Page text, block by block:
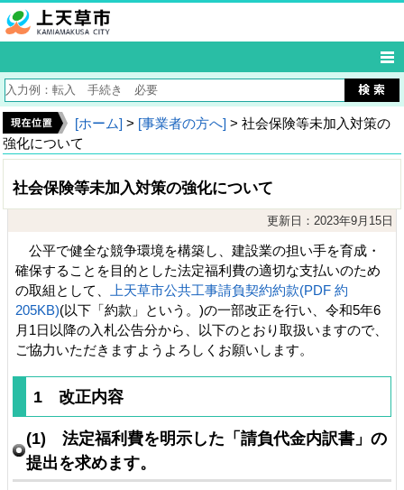
[ホーム] > [事業者の方へ] > 社会保険等未加入対策の
強化について
社会保険等未加入対策の強化について
更新日：2023年9月15日
公平で健全な競争環境を構築し、建設業の担い手を育成・
確保することを目的とした法定福利費の適切な支払いのため
の取組として、
上天草市公共工事請負契約約款(PDF 約
205KB)(以下「約款」という。)の一部改正を行い、令和5年6
月1日以降の入札公告分から、以下のとおり取扱いますので、
ご協力いただきますようよろしくお願いします。
1 改正内容
(1) 法定福利費を明示した「請負代金内訳書」の
提出を求めます。